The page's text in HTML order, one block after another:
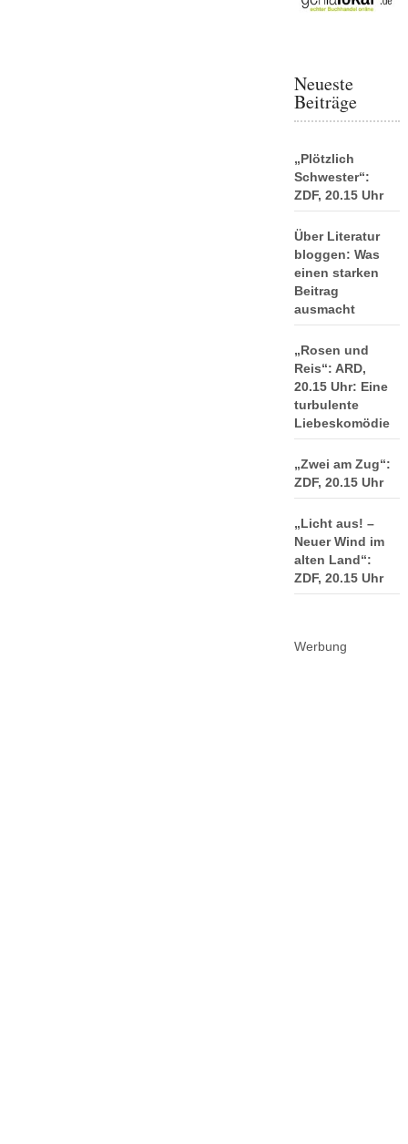
Neueste
Beiträge
„Plötzlich
Schwester“:
ZDF, 20.15 Uhr
Über Literatur
bloggen: Was
einen starken
Beitrag
ausmacht
„Rosen und
Reis“: ARD,
20.15 Uhr: Eine
turbulente
Liebeskomödie
„Zwei am Zug“:
ZDF, 20.15 Uhr
„Licht aus! –
Neuer Wind im
alten Land“:
ZDF, 20.15 Uhr
Werbung